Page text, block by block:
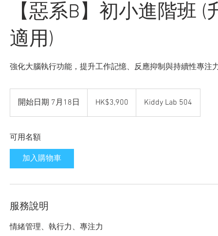
【惡系B】初小進階班
適用)
強化大腦執行功能，提升工作記憶、反應抑制與持續性專注
開始日期 7月18日
始
8
KongHK$3,900 Kiddy Lab 504
可用名額
加入購物車
服務說明
情緒管理、執行力、專注力